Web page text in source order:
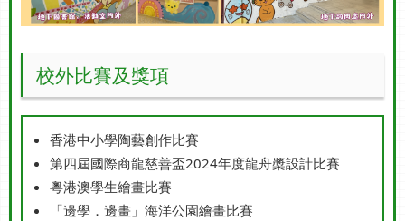
校外比賽及獎項
香港中小學陶藝創作比賽
第四屆國際商龍慈善盃2024年度龍舟槳設計比賽
粵港澳學生繪畫比賽
「邊學．邊畫」海洋公園繪畫比賽